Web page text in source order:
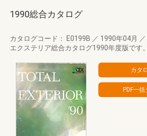
1990総合カタログ
カタログコード： E0199B ／ 1990年04月 ／
エクステリア総合カタログ1990年度版です。